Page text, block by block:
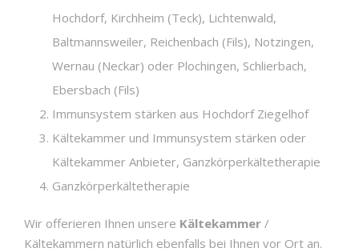
Hochdorf, Kirchheim (Teck), Lichtenwald,
Baltmannsweiler, Reichenbach (Fils), Notzingen,
Wernau (Neckar) oder Plochingen, Schlierbach,
Ebersbach (Fils)
Immunsystem stärken aus Hochdorf Ziegelhof
Kältekammer und Immunsystem stärken oder
Kältekammer Anbieter, Ganzkörperkältetherapie
Ganzkörperkältetherapie
Wir offerieren Ihnen unsere Kältekammer /
Kältekammern natürlich ebenfalls bei Ihnen vor Ort an.